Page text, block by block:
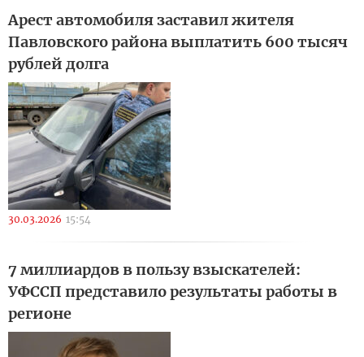
Арест автомобиля заставил жителя
Павловского района выплатить 600 тысяч
рублей долга
30.03.2026 15:54
7 миллиардов в пользу взыскателей:
УФССП представило результаты работы в
регионе